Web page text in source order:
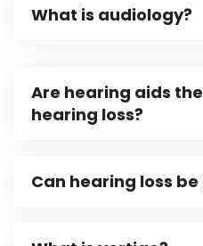
What is audiology?
Are hearing aids
hearing loss?
Can hearing loss